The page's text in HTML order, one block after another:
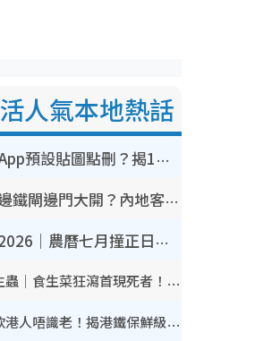
人氣本地熱話
WhatsApp預設貼圖點刪？揭1招「反向操作」還原簡潔介面 附3步實測教學
香港山邊鐵閘邊門大開？內地客困惑意義何在！網民神回覆：呢種叫法理性防禦
鬼門開2026｜農曆七月撞正日全食特別邪？專家警告切忌做一事！揭4大禁忌+2招保平安
奪命寄生蟲｜食生菜狂瀉首現死者！疫潮惡化錄1.8萬宗病例 揭洗菜3大謬誤
內地客歎港人唔識老！揭港鐵保鮮級冷氣 港人求放過：咪投訴